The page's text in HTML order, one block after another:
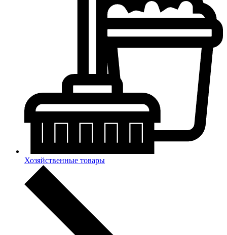
Хозяйственные товары